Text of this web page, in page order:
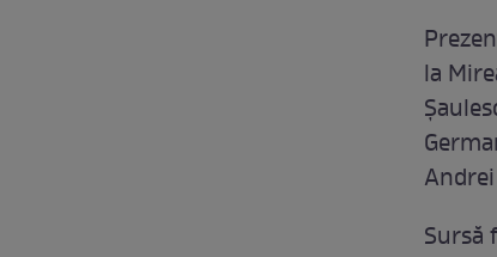
la
Sursă